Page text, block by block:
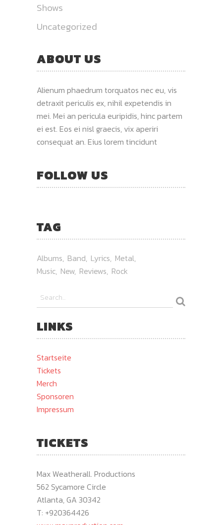
Shows
Uncategorized
ABOUT US
Alienum phaedrum torquatos nec eu, vis
detraxit periculis ex, nihil expetendis in
mei. Mei an pericula euripidis, hinc partem
ei est. Eos ei nisl graecis, vix aperiri
consequat an. Eius lorem tincidunt
FOLLOW US
TAG
Albums Band Lyrics Metal
Music New Reviews Rock
LINKS
Startseite
Tickets
Merch
Sponsoren
Impressum
TICKETS
Max Weatherall. Productions
562 Sycamore Circle
Atlanta, GA 30342
T: +920364426